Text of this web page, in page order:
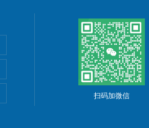
扫码加微信